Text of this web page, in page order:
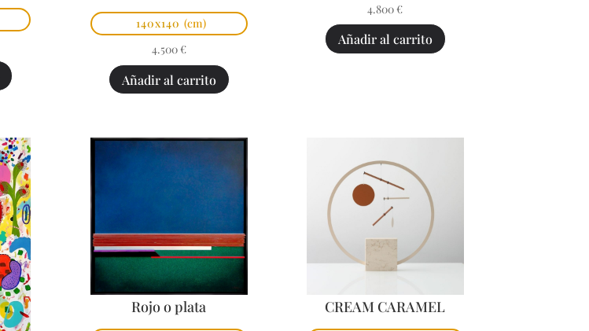
140x140 (cm)
4.500 €
Añadir al carrito
4.800 €
Añadir al carrito
Rojo o plata CREAM CARAMEL